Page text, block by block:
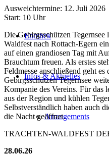
Enothek
Infos & Aktuelles
Arrangements
Ausweichtermine: 12. Juli 2026
Start: 10 Uhr
Die Gebirgsschützen
Waldfest nach Rottach-Egern
auf einen grandiosen Tag mit
Brauchtum freuen. Als erstes
Feldmesse anschließend geht
Gebirgsschützen Tegernsee
Kompanie des Vereins. Für
aus der Region und kühlen
Selbstverständlich haben auch
die Nacht geöffnet.
TRACHTEN-WALDFEST
28.06.26